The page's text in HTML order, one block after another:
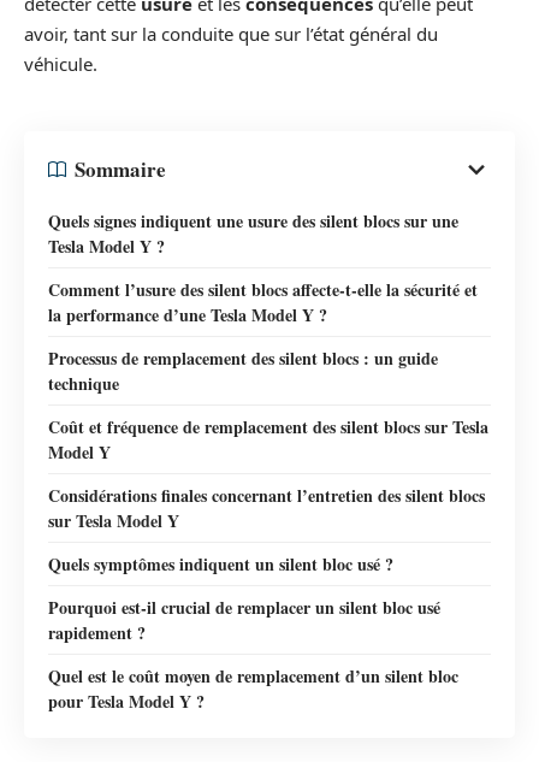
avoir, tant sur la conduite que sur l’état général du
véhicule.
Sommaire
Quels signes indiquent une usure des silent blocs sur une
Tesla Model Y ?
Comment l’usure des silent blocs affecte-t-elle la sécurité et
la performance d’une Tesla Model Y ?
Processus de remplacement des silent blocs : un guide
technique
Coût et fréquence de remplacement des silent blocs sur Tesla
Model Y
Considérations finales concernant l’entretien des silent blocs
sur Tesla Model Y
Quels symptômes indiquent un silent bloc usé ?
Pourquoi est-il crucial de remplacer un silent bloc usé
rapidement ?
Quel est le coût moyen de remplacement d’un silent bloc
pour Tesla Model Y ?